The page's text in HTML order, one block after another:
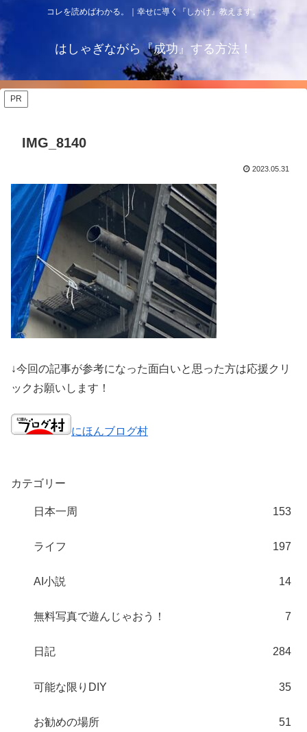
コレを読めばわかる。｜幸せに導く『しかけ』教えます。
はしゃぎながら『成功』する方法！
PR
IMG_8140
2023.05.31
↓今回の記事が参考になった面白いと思った方は応援クリ
ックお願いします！
にほんブログ村
カテゴリー
日本一周 153
ライフ 197
AI小説 14
無料写真で遊んじゃおう！ 7
日記 284
可能な限りDIY 35
お勧めの場所 51